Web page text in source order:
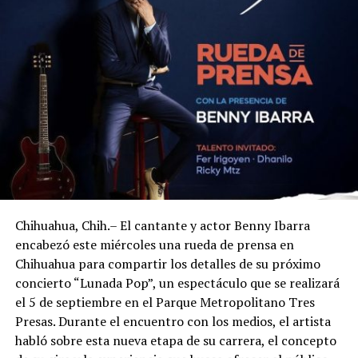
Chihuahua, Chih.– El cantante y actor Benny Ibarra
encabezó este miércoles una rueda de prensa en
Chihuahua para compartir los detalles de su próximo
concierto “Lunada Pop”, un espectáculo que se realizará
el 5 de septiembre en el Parque Metropolitano Tres
Presas. Durante el encuentro con los medios, el artista
habló sobre esta nueva etapa de su carrera, el concepto